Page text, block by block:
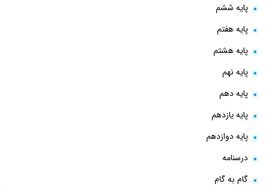
پایه ششم
پایه هفتم
پایه هشتم
پایه نهم
پایه دهم
پایه یازدهم
پایه دوازدهم
درسنامه
گام به گام